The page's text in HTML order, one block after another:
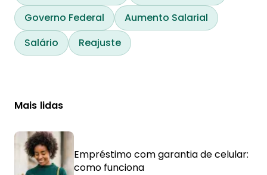
Governo Federal
Aumento Salarial
Salário
Reajuste
Mais lidas
Empréstimo com garantia de celular:
como funciona